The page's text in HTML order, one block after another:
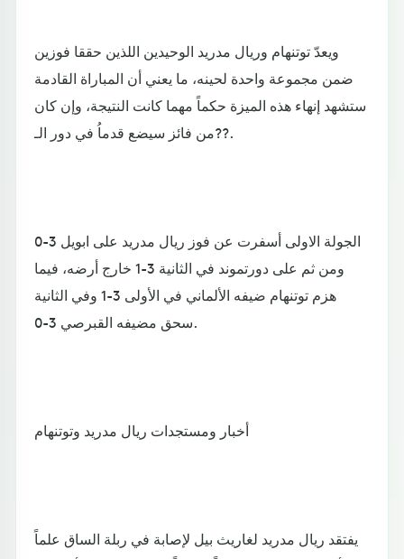
ويعدّ توتنهام وريال مدريد الوحيدين اللذين حققا فوزين
ضمن مجموعة واحدة لحينه، ما يعني أن المباراة القادمة
ستشهد إنهاء هذه الميزة حكماً مهما كانت النتيجة، وإن كان
من فائز سيضع قدماُ في دور الـ??.
الجولة الاولى أسفرت عن فوز ريال مدريد على ابويل 3-0
ومن ثم على دورتموند في الثانية 3-1 خارج أرضه، فيما
هزم توتنهام ضيفه الألماني في الأولى 3-1 وفي الثانية
سحق مضيفه القبرصي 3-0.
أخبار ومستجدات ريال مدريد وتوتنهام
يفتقد ريال مدريد لغاريث بيل لإصابة في ربلة الساق علماً